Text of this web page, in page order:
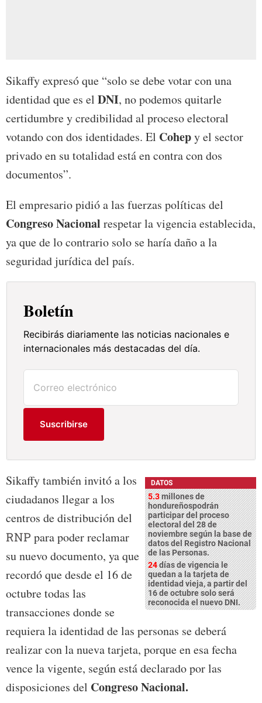
Sikaffy expresó que “solo se debe votar con una
identidad que es el DNI, no podemos quitarle
certidumbre y credibilidad al proceso electoral
votando con dos identidades. El Cohepy el sector
privado en su totalidad está en contra con dos
documentos”.
El empresario pidió a las fuerzas políticas del
Congreso Nacional respetar la vigencia establecida,
ya que de lo contrario solo se haría daño a la
seguridad jurídica del país.
Boletín
Recibirás diariamente las noticias nacionales e
internacionales más destacadas del día.
Suscribirse
DATOS
5.3millones de
hondureñospodrán
participar del proceso
electoral del 28 de
noviembre según la base de
datos del Registro Nacional
de las Personas.
24días de vigencia le
quedan a la tarjeta de
identidad vieja, a partir del
16 de octubre solo será
reconocida el nuevo DNI.
Sikaffy también invitó a los
ciudadanos llegar a los
centros de distribución del
RNP para poder reclamar
su nuevo documento, ya que
recordó que desde el 16 de
octubre todas las
transacciones donde se
requiera la identidad de las personas se deberá
realizar con la nueva tarjeta, porque en esa fecha
vence la vigente, según está declarado por las
disposiciones del Congreso Nacional.